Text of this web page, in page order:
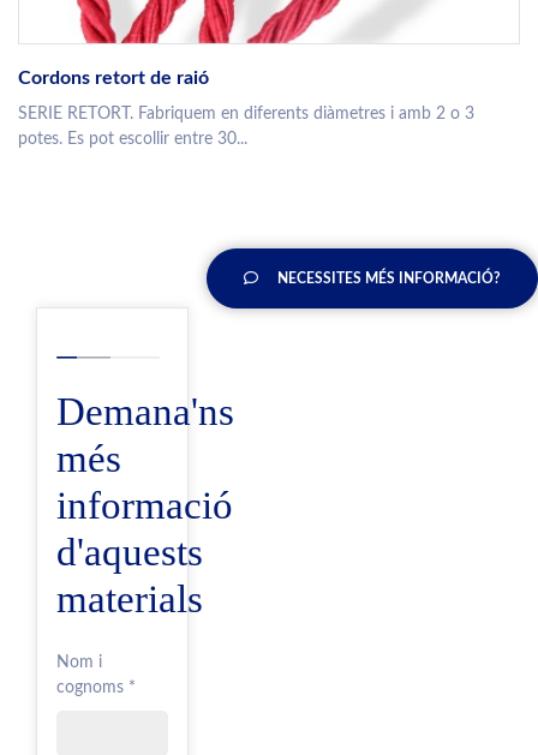
Cordons retort de raió
SERIE RETORT. Fabriquem en diferents diàmetres i amb 2 o 3
potes. Es pot escollir entre 30...
NECESSITES MÉS INFORMACIÓ?
Demana'ns
més
informació
d'aquests
materials
Nom i
cognoms *